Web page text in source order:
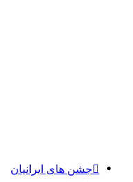
جشن های ایرانیان